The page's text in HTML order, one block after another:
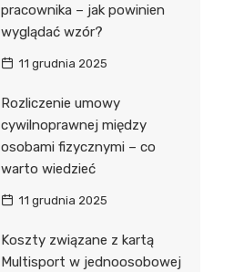
pracownika – jak powinien
wyglądać wzór?
11 grudnia 2025
Rozliczenie umowy
cywilnoprawnej między
osobami fizycznymi – co
warto wiedzieć
11 grudnia 2025
Koszty związane z kartą
Multisport w jednoosobowej